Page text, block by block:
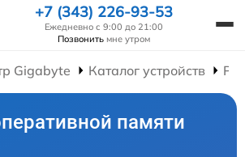
+7 (343) 226-93-53
Ежедневно с 9:00 до 21:00
Позвонить мне утром
Gigabyte Каталог устройств
памяти